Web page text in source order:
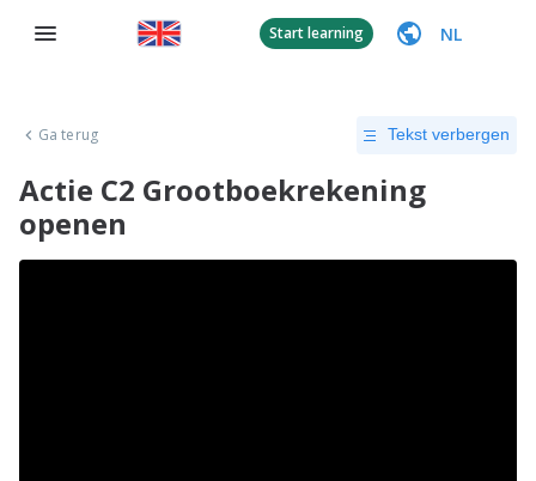
Start learning NL
Ga terug Tekst verbergen
Actie C2 Grootboekrekening
openen